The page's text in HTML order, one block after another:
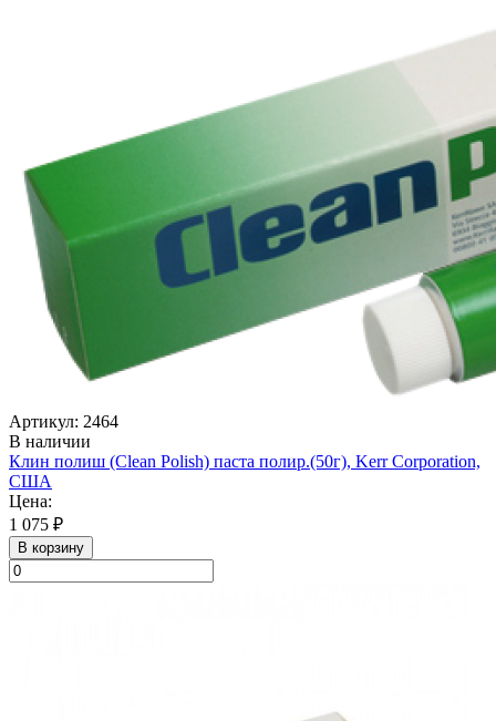
Артикул: 2464
В наличии
Клин полиш (Clean Polish) паста полир.(50г), Kerr Corporation,
США
Цена:
1 075 ₽
В корзину